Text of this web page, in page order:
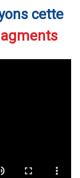
cette